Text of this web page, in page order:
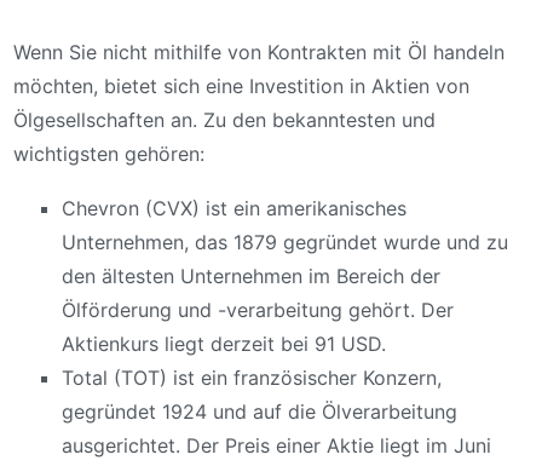
Wenn Sie nicht mithilfe von Kontrakten mit Öl handeln
möchten, bietet sich eine Investition in Aktien von
Ölgesellschaften an. Zu den bekanntesten und
wichtigsten gehören:
Chevron (CVX) ist ein amerikanisches
Unternehmen, das 1879 gegründet wurde und zu
den ältesten Unternehmen im Bereich der
Ölförderung und -verarbeitung gehört. Der
Aktienkurs liegt derzeit bei 91 USD.
Total (TOT) ist ein französischer Konzern,
gegründet 1924 und auf die Ölverarbeitung
ausgerichtet. Der Preis einer Aktie liegt im Juni